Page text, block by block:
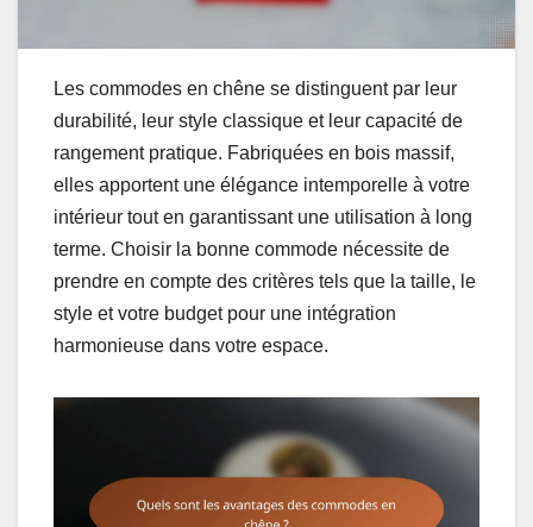
Les commodes en chêne se distinguent par leur
durabilité, leur style classique et leur capacité de
rangement pratique. Fabriquées en bois massif,
elles apportent une élégance intemporelle à votre
intérieur tout en garantissant une utilisation à long
terme. Choisir la bonne commode nécessite de
prendre en compte des critères tels que la taille, le
style et votre budget pour une intégration
harmonieuse dans votre espace.